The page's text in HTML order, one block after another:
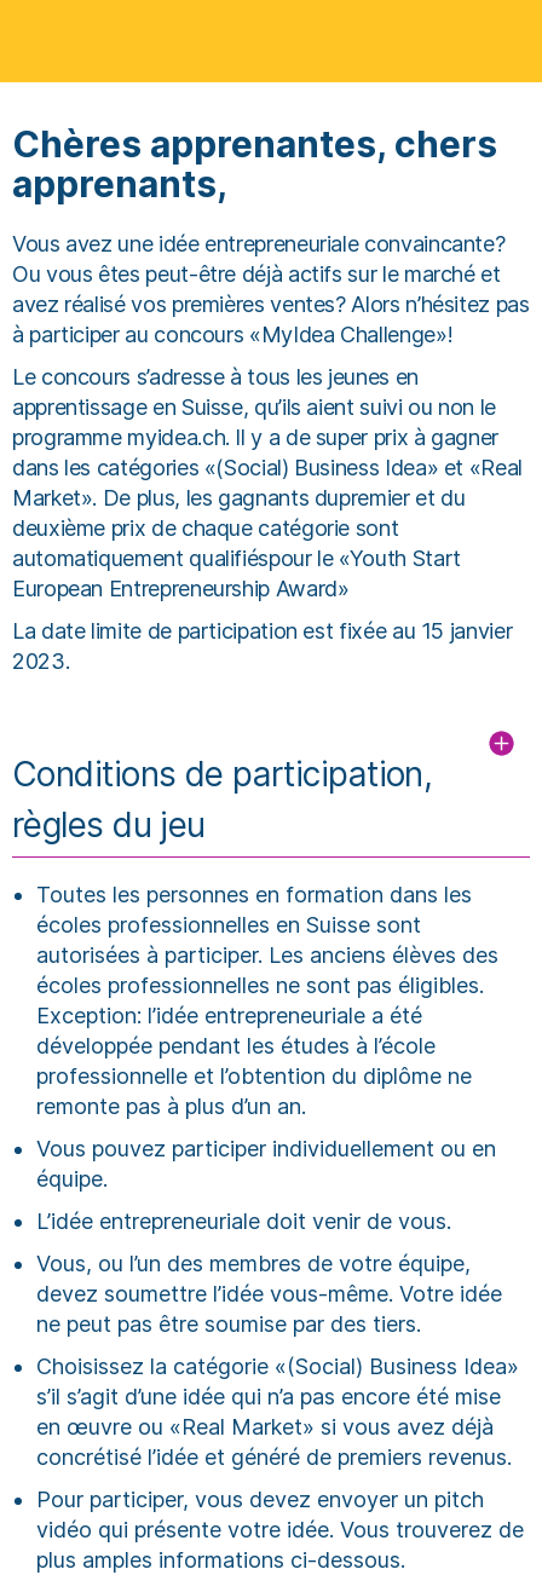
Chères apprenantes, chers
apprenants,
Vous avez une idée entrepreneuriale convaincante?
Ou vous êtes peut-être déjà actifs sur le marché et
avez réalisé vos premières ventes? Alors n’hésitez pas
à participer au concours «MyIdea Challenge»!
Le concours s’adresse à tous les jeunes en
apprentissage en Suisse, qu’ils aient suivi ou non le
programme myidea.ch. Il y a de super prix à gagner
dans les catégories «(Social) Business Idea» et «Real
Market». De plus, les gagnants dupremier et du
deuxième prix de chaque catégorie sont
automatiquement qualifiéspour le «Youth Start
European Entrepreneurship Award»
La date limite de participation est fixée au 15 janvier
2023.
Conditions de participation,
règles du jeu
Toutes les personnes en formation dans les
écoles professionnelles en Suisse sont
autorisées à participer. Les anciens élèves des
écoles professionnelles ne sont pas éligibles.
Exception: l’idée entrepreneuriale a été
développée pendant les études à l’école
professionnelle et l’obtention du diplôme ne
remonte pas à plus d’un an.
Vous pouvez participer individuellement ou en
équipe.
L’idée entrepreneuriale doit venir de vous.
Vous, ou l’un des membres de votre équipe,
devez soumettre l’idée vous-même. Votre idée
ne peut pas être soumise par des tiers.
Choisissez la catégorie «(Social) Business Idea»
s’il s’agit d’une idée qui n’a pas encore été mise
en œuvre ou «Real Market» si vous avez déjà
concrétisé l’idée et généré de premiers revenus.
Pour participer, vous devez envoyer un pitch
vidéo qui présente votre idée. Vous trouverez de
plus amples informations ci-dessous.